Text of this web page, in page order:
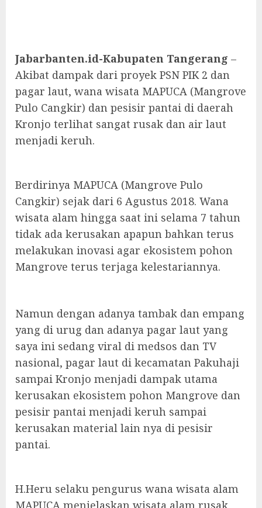
Jabarbanten.id-Kabupaten Tangerang –
Akibat dampak dari proyek PSN PIK 2 dan
pagar laut, wana wisata MAPUCA (Mangrove
Pulo Cangkir) dan pesisir pantai di daerah
Kronjo terlihat sangat rusak dan air laut
menjadi keruh.
Berdirinya MAPUCA (Mangrove Pulo
Cangkir) sejak dari 6 Agustus 2018. Wana
wisata alam hingga saat ini selama 7 tahun
tidak ada kerusakan apapun bahkan terus
melakukan inovasi agar ekosistem pohon
Mangrove terus terjaga kelestariannya.
Namun dengan adanya tambak dan empang
yang di urug dan adanya pagar laut yang
saya ini sedang viral di medsos dan TV
nasional, pagar laut di kecamatan Pakuhaji
sampai Kronjo menjadi dampak utama
kerusakan ekosistem pohon Mangrove dan
pesisir pantai menjadi keruh sampai
kerusakan material lain nya di pesisir
pantai.
H.Heru selaku pengurus wana wisata alam
MAPUCA menjelaskan wisata alam rusak